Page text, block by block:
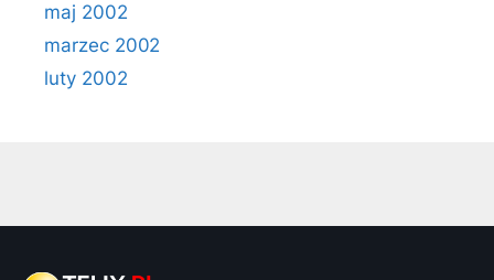
maj 2002
marzec 2002
luty 2002